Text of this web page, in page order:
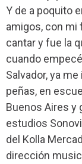
Y de a poquito
amigos, con mi
cantar y fue la
cuando
Salvador, ya
peñas, en
Buenos Aires y
estudios
del Kolla
dirección